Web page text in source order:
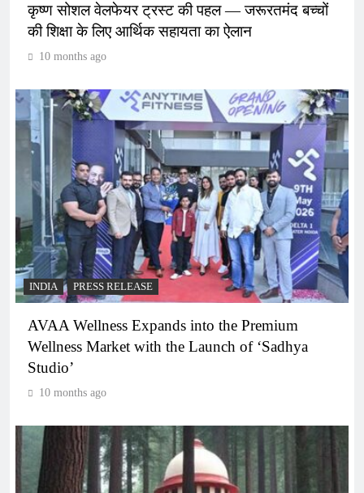
कृष्ण सोशल वेलफेयर ट्रस्ट की पहल — जरूरतमंद बच्चों
की शिक्षा के लिए आर्थिक सहायता का ऐलान
10 months ago
INDIA PRESS RELEASE
AVAA Wellness Expands into the Premium
Wellness Market with the Launch of ‘Sadhya
Studio’
10 months ago